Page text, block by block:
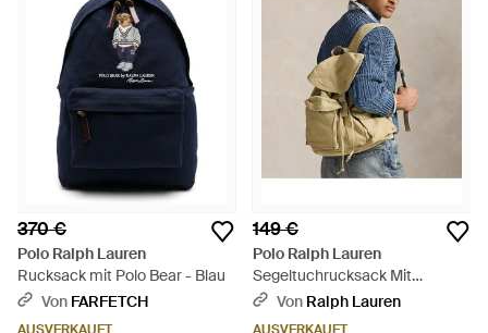
370 €
Polo Ralph Lauren
Rucksack mit Polo Bear - Blau
Von FARFETCH
149 €
Polo Ralph Lauren
Segeltuchrucksack Mit
Klappverschluss - Mettallic
Von Ralph Lauren